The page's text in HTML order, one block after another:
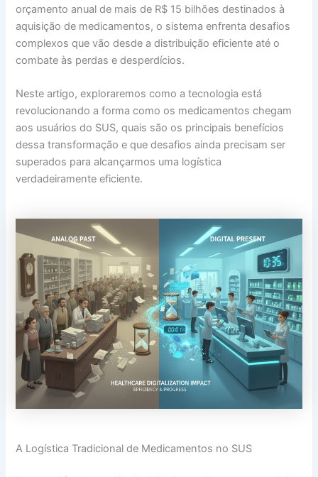
orçamento anual de mais de R$ 15 bilhões destinados à
aquisição de medicamentos, o sistema enfrenta desafios
complexos que vão desde a distribuição eficiente até o
combate às perdas e desperdícios.
Neste artigo, exploraremos como a tecnologia está
revolucionando a forma como os medicamentos chegam
aos usuários do SUS, quais são os principais benefícios
dessa transformação e que desafios ainda precisam ser
superados para alcançarmos uma logística
verdadeiramente eficiente.
A Logística Tradicional de Medicamentos no SUS